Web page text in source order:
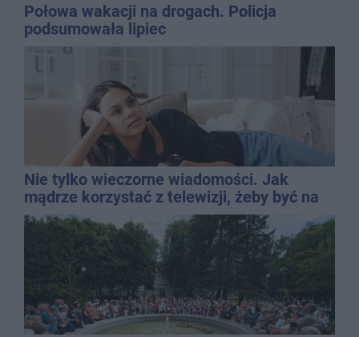
Połowa wakacji na drogach. Policja
podsumowała lipiec
Nie tylko wieczorne wiadomości. Jak
mądrze korzystać z telewizji, żeby być na
bieżąco, ale nie żyć w informacyjnym
chaosie?